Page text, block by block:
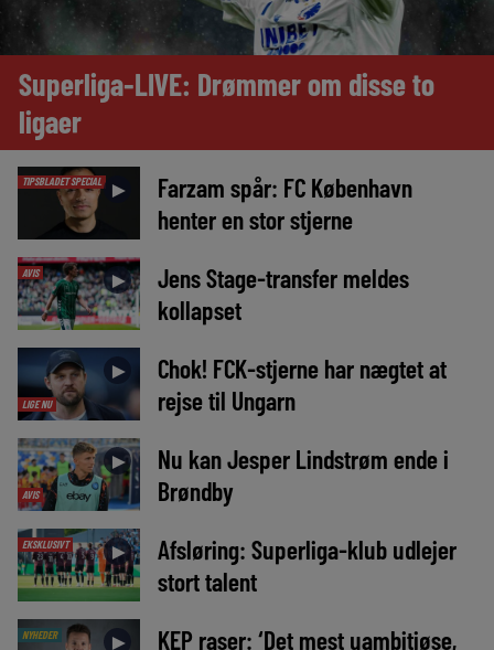
Superliga-LIVE: Drømmer om disse to
ligaer
TIPSBLADET SPECIAL ►
Farzam spår: FC København
henter en stor stjerne
AVIS ►
Jens Stage-transfer meldes
kollapset
LIGE NU
►
Chok! FCK-stjerne har nægtet at
rejse til Ungarn
AVIS
►
Nu kan Jesper Lindstrøm ende i
Brøndby
EKSKLUSIVT ►
Afsløring: Superliga-klub udlejer
stort talent
NYHEDER ►
KEP raser: ‘Det mest uambitiøse,